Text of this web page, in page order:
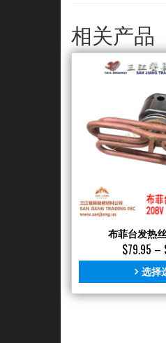
相关产品
布菲台发热
$79.95 –
选择